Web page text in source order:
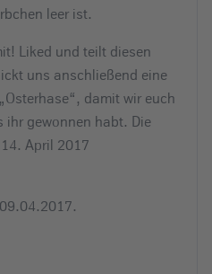
leer ist.
Liked und teilt diesen
uns anschließend eine
damit wir euch
gewonnen habt. Die
April 2017